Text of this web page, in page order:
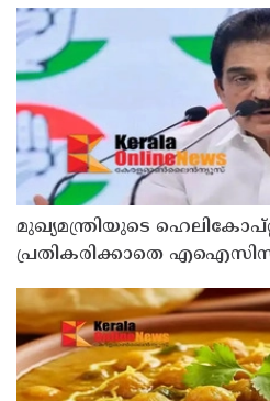
മുഖ്യമന്ത്രിയുടെ
പ്രതികരിക്കാതെ
കെ സി വേണുഗോപാല്‍